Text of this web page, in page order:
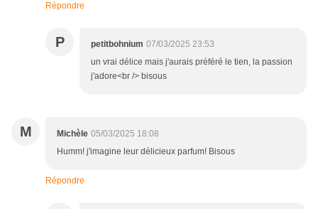
Répondre
P petitbohnium 07/03/2025 23:53
un vrai délice mais j'aurais préféré le tien, la passion
j'adore<br /> bisous
M Michèle 05/03/2025 18:08
Humm! j'imagine leur délicieux parfum! Bisous
Répondre